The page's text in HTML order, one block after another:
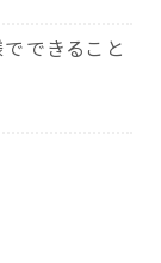
できること